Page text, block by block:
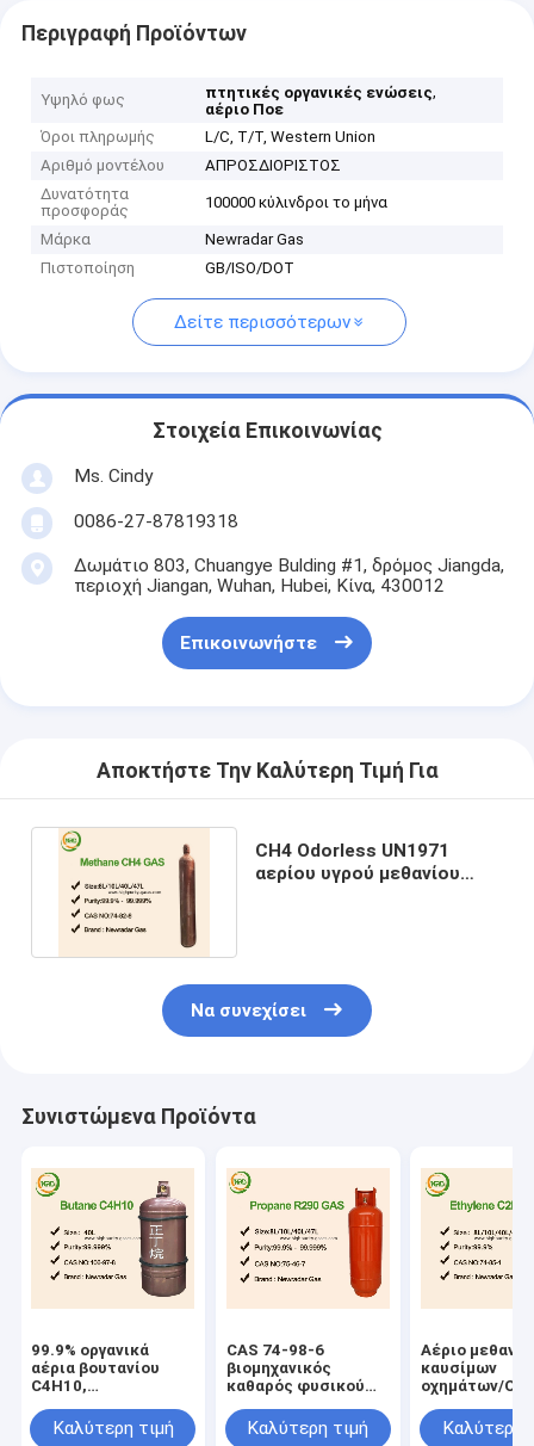
Περιγραφή Προϊόντων
Υψηλό φως πτητικές οργανικές ενώσεις,
αέριο Ποε
Όροι πληρωμής
L/C, T/T, Western Union
Αριθμό μοντέλου
ΑΠΡΟΣΔΙΟΡΙΣΤΟΣ
Δυνατότητα
προσφοράς
100000 κύλινδροι το μήνα
Μάρκα
Newradar Gas
Πιστοποίηση
GB/ISO/DOT
Δείτε περισσότερων
Στοιχεία Επικοινωνίας
Ms. Cindy
0086-27-87819318
Δωμάτιο 803, Chuangye Bulding #1, δρόμος Jiangda,
περιοχή Jiangan, Wuhan, Hubei, Κίνα, 430012
Επικοινωνήστε
Αποκτήστε Την Καλύτερη Τιμή Για
CH4 Odorless UN1971
αερίου υγρού μεθανίου
Να συνεχίσει
Συνιστώμενα Προϊόντα
99.9% οργανικά
αέρια βουτανίου
C4H10,
τοξική ουσία αερίου
πετρελαίου
Καλύτερη τιμή
CAS 74-98-6
βιομηχανικός
καθαρός φυσικού
βαθμού οργανικός
υψηλός
Καλύτερη τιμή
Αέριο
καυσίμων
οχημάτων/
ηλεκτρονίων
Καλύτερη